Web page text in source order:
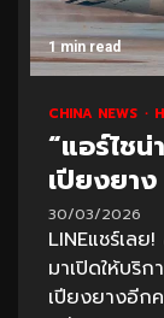
1 min read
CHINA NEWS
“แอร์ไช
เปียงยา
30/03/2026
LINEแชร์เล
มาเปิดให้บริ
เปียงยางอีก